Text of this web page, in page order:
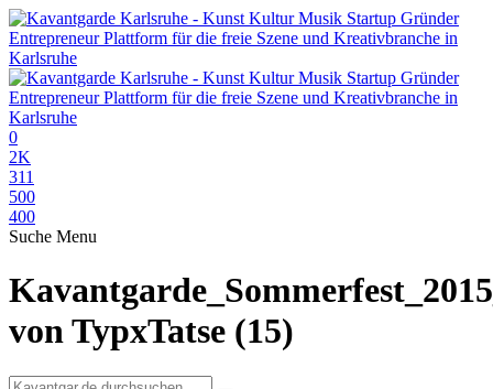
0
2K
311
500
400
Suche Menu
von TypxTatse (15)